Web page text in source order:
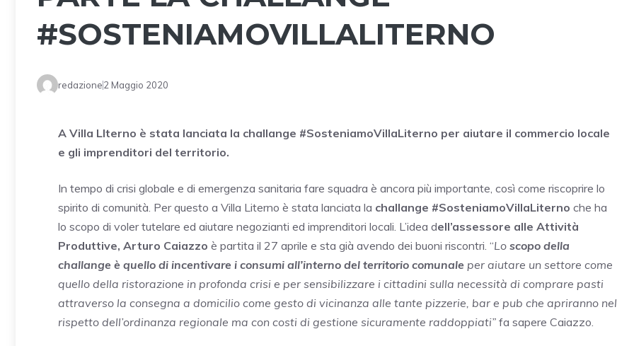
#SOSTENIAMOVILLALITERNO
redazione2 Maggio 2020
A Villa LIterno è stata lanciata la challange #SosteniamoVillaLiterno per aiutare il commercio locale
e gli imprenditori del territorio.
In tempo di crisi globale e di emergenza sanitaria fare squadra è ancora più importante, così come riscoprire lo
spirito di comunità. Per questo a Villa Literno è stata lanciata la challange #SosteniamoVillaLiterno che ha
lo scopo di voler tutelare ed aiutare negozianti ed imprenditori locali. L’idea dell’assessore alle Attività
Produttive, Arturo Caiazzo è partita il 27 aprile e sta già avendo dei buoni riscontri. “Lo scopo della
challange è quello di incentivare i consumi all’interno del territorio comunale per aiutare un settore come
quello della ristorazione in profonda crisi e per sensibilizzare i cittadini sulla necessità di comprare pasti
attraverso la consegna a domicilio come gesto di vicinanza alle tante pizzerie, bar e pub che apriranno nel
rispetto dell’ordinanza regionale ma con costi di gestione sicuramente raddoppiati” fa sapere Caiazzo.